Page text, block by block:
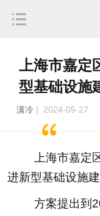
上海市嘉定
型基础设施
潇冷 | 2024-05-27
上海市嘉定区
进新型基础设施
方案提出到